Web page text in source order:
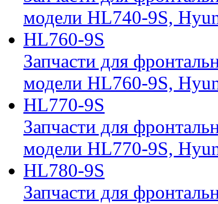
модели HL740-9S,
HL760-9S
Запчасти для
модели HL760-9S,
HL770-9S
Запчасти для
модели HL770-9S,
HL780-9S
Запчасти для